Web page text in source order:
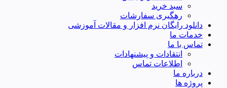
سبد خرید
رهگیری سفارشات
دانلود رایگان نرم افزار و مقالات آموزشی
خدمات ما
تماس با ما
انتقادات و پیشنهادات
اطلاعات تماس
درباره ما
پروژه ها